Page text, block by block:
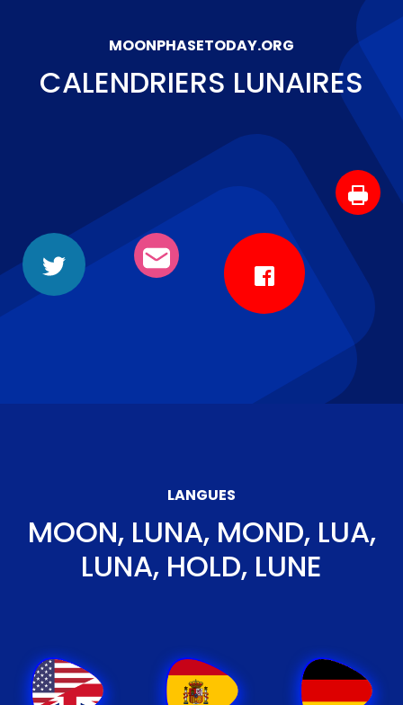
MOONPHASETODAY.ORG
CALENDRIERS LUNAIRES
LANGUES
MOON, LUNA, MOND, LUA,
LUNA, HOLD, LUNE